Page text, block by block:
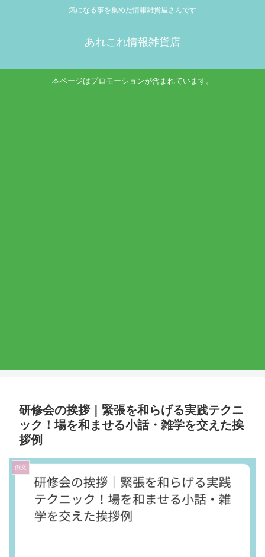
気になる事を集めた情報雑貨屋さんです
あれこれ情報雑貨店
本ページはプロモーションが含まれています。
研修会の挨拶｜緊張を和らげる実践テクニ
ック！場を和ませる小話・雑学を交えた挨
拶例
例文